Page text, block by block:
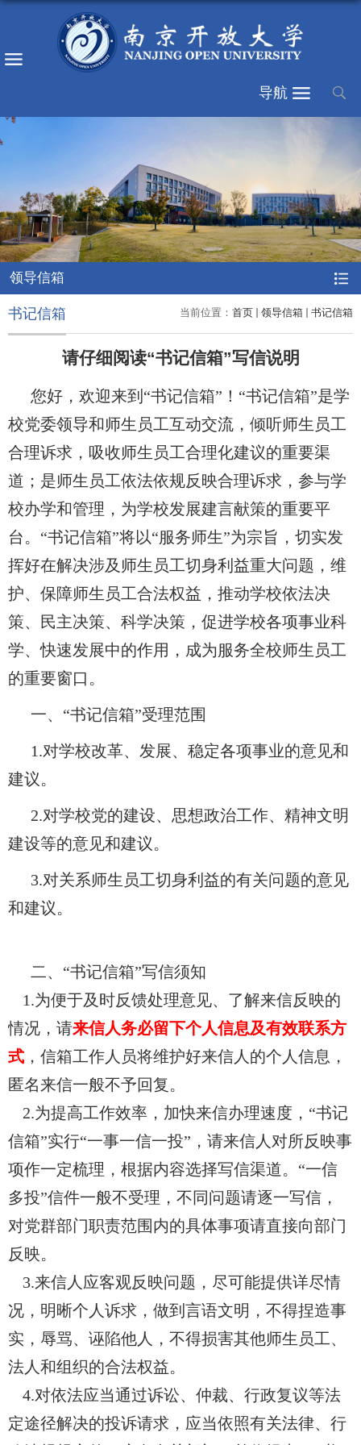
导航
领导信箱
当前位置： 首页 领导信箱 书记信箱
书记信箱
请仔细阅读“书记信箱”写信说明
您好，欢迎来到“书记信箱”！“书记信箱”是学
校党委领导和师生员工互动交流，倾听师生员工
合理诉求，吸收师生员工合理化建议的重要渠
道；是师生员工依法依规反映合理诉求，参与学
校办学和管理，为学校发展建言献策的重要平
台。“书记信箱”将以“服务师生”为宗旨，切实发
挥好在解决涉及师生员工切身利益重大问题，维
护、保障师生员工合法权益，推动学校依法决
策、民主决策、科学决策，促进学校各项事业科
学、快速发展中的作用，成为服务全校师生员工
的重要窗口。
一、“书记信箱”受理范围
1.对学校改革、发展、稳定各项事业的意见和
建议。
2.对学校党的建设、思想政治工作、精神文明
建设等的意见和建议。
3.对关系师生员工切身利益的有关问题的意见
和建议。
二、“书记信箱”写信须知
1.为便于及时反馈处理意见、了解来信反映的
情况，请来信人务必留下个人信息及有效联系方
式 ，信箱工作人员将维护好来信人的个人信息，
匿名来信一般不予回复。
2.为提高工作效率，加快来信办理速度，“书记
信箱”实行“一事一信一投”，请来信人对所反映事
项作一定梳理，根据内容选择写信渠道。“一信
多投”信件一般不受理，不同问题请逐一写信，
对党群部门职责范围内的具体事项请直接向部门
反映。
3.来信人应客观反映问题，尽可能提供详尽情
况，明晰个人诉求，做到言语文明，不得捏造事
实，辱骂、诬陷他人，不得损害其他师生员工、
法人和组织的合法权益。
4.对依法应当通过诉讼、仲裁、行政复议等法
定途径解决的投诉请求，应当依照有关法律、行